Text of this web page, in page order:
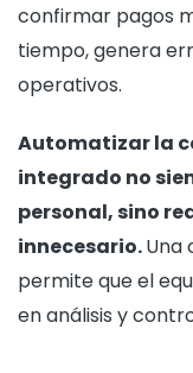
confirmar pagos
tiempo, genera
operativos.
Automatizar la
integrado no
personal, sino
innecesario.Una
permite que el
en análisis y